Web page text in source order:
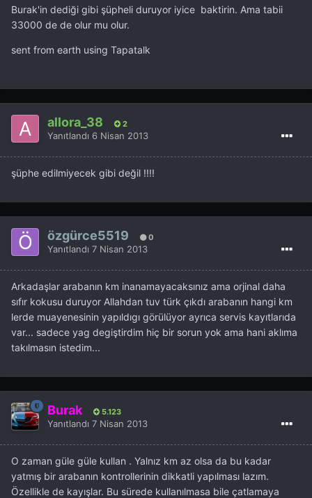
Burak'in dediği gibi şüpheli duruyor iyice baktirin. Ama tabii
33000 de de olur mu olur.
sent from earth using Tapatalk
allora_38 2
Yanıtlandı 6 Nisan 2013
şüphe edilmiyecek gibi değil !!!!
özgürce5519 0
Yanıtlandı 7 Nisan 2013
Arkadaşlar arabanın km inanamayacaksınız ama orjinal daha
sıfır kokusu duruyor Allahdan tuv türk çıkdı arabanın hangi km
lerde muayenesinin yapıldıgı görülüyor ayrıca servis kayıtlarıda
var... sadece yag degiştirdim hiç bir sorun yok ama hani aklıma
takılmasın istedim...
Burak 5.123
Yanıtlandı 7 Nisan 2013
O zaman güle güle kullan . Yalnız km az olsa da bu kadar
yatmış bir arabanın kontrollerinin dikkatli yapılması lazım.
Özellikle de kayışlar. Bu sürede kullanılmasa bile çatlamaya